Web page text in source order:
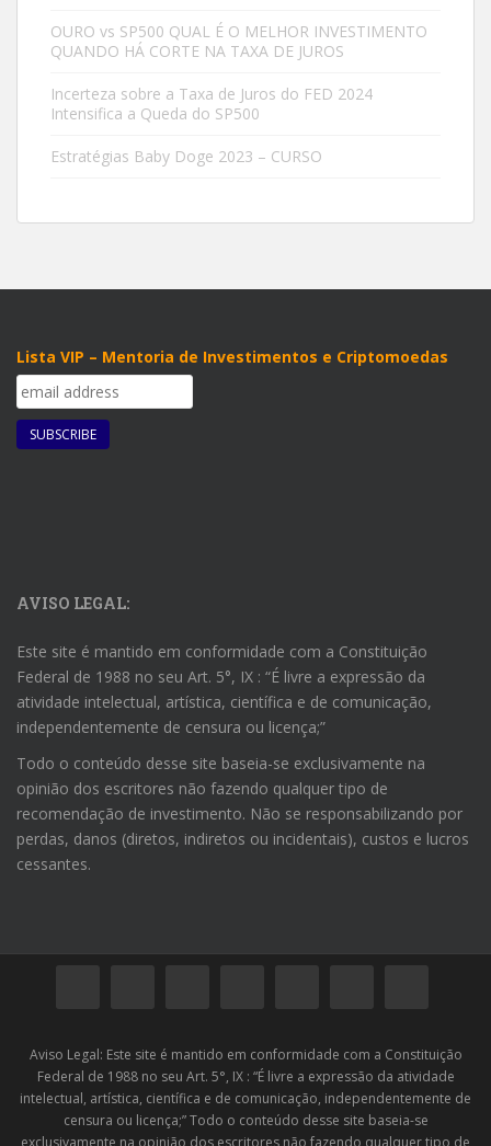
OURO vs SP500 QUAL É O MELHOR INVESTIMENTO
QUANDO HÁ CORTE NA TAXA DE JUROS
Incerteza sobre a Taxa de Juros do FED 2024
Intensifica a Queda do SP500
Estratégias Baby Doge 2023 – CURSO
Lista VIP – Mentoria de Investimentos e Criptomoedas
AVISO LEGAL:
Este site é mantido em conformidade com a Constituição
Federal de 1988 no seu Art. 5°, IX : “É livre a expressão da
atividade intelectual, artística, científica e de comunicação,
independentemente de censura ou licença;”
Todo o conteúdo desse site baseia-se exclusivamente na
opinião dos escritores não fazendo qualquer tipo de
recomendação de investimento. Não se responsabilizando por
perdas, danos (diretos, indiretos ou incidentais), custos e lucros
cessantes.
Aviso Legal: Este site é mantido em conformidade com a Constituição
Federal de 1988 no seu Art. 5°, IX : “É livre a expressão da atividade
intelectual, artística, científica e de comunicação, independentemente de
censura ou licença;” Todo o conteúdo desse site baseia-se
exclusivamente na opinião dos escritores não fazendo qualquer tipo de